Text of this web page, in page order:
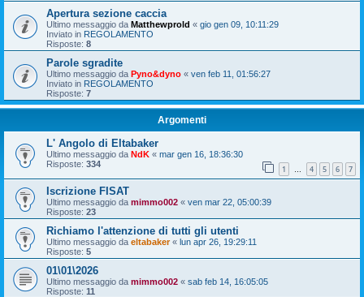
Apertura sezione caccia
Ultimo messaggio da Matthewprold « gio gen 09, 10:11:29
Inviato in REGOLAMENTO
Risposte: 8
Parole sgradite
Ultimo messaggio da Pyno&dyno « ven feb 11, 01:56:27
Inviato in REGOLAMENTO
Risposte: 7
Argomenti
L' Angolo di Eltabaker
Ultimo messaggio da NdK « mar gen 16, 18:36:30
Risposte: 334 1 … 4 5 6 7
Iscrizione FISAT
Ultimo messaggio da mimmo002 « ven mar 22, 05:00:39
Risposte: 23
Richiamo l'attenzione di tutti gli utenti
Ultimo messaggio da eltabaker« lun apr 26, 19:29:11
Risposte: 5
01\01\2026
Ultimo messaggio da mimmo002 « sab feb 14, 16:05:05
Risposte: 11